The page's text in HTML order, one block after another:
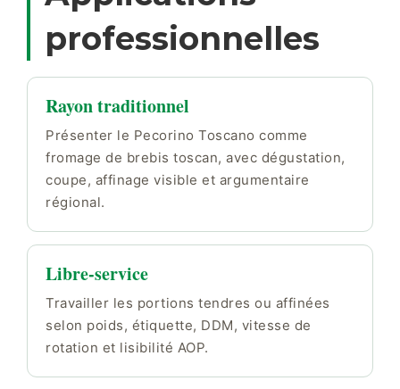
professionnelles
Rayon traditionnel
Présenter le Pecorino Toscano comme
fromage de brebis toscan, avec dégustation,
coupe, affinage visible et argumentaire
régional.
Libre-service
Travailler les portions tendres ou affinées
selon poids, étiquette, DDM, vitesse de
rotation et lisibilité AOP.